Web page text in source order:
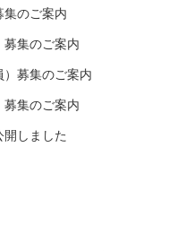
集のご案内
募集のご案内
）募集のご案内
募集のご案内
開しました